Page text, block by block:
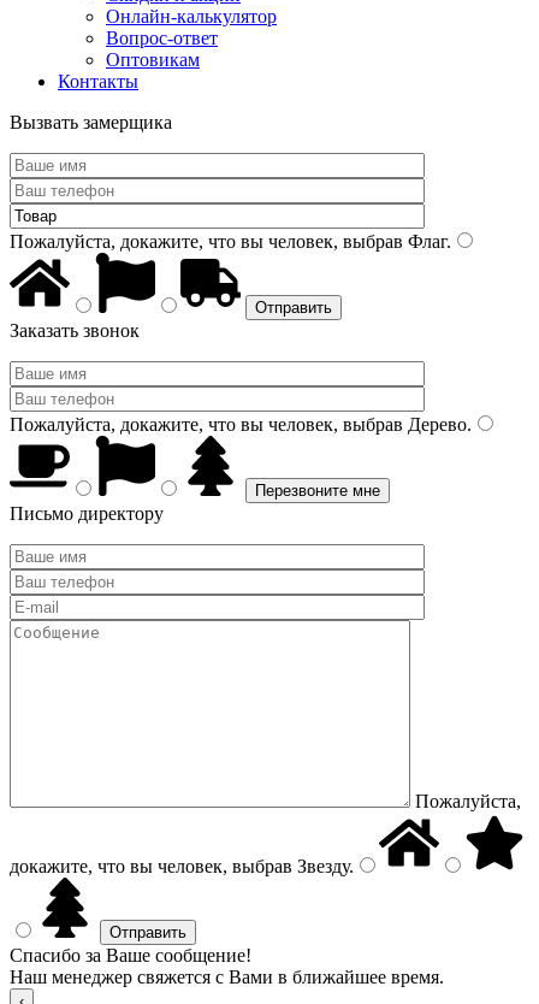
Онлайн-калькулятор
Вопрос-ответ
Оптовикам
Контакты
Вызвать замерщика
Пожалуйста, докажите, что вы человек, выбрав Флаг.
Заказать звонок
Пожалуйста, докажите, что вы человек, выбрав Дерево.
Письмо директору
Пожалуйста,
докажите, что вы человек, выбрав Звезду.
Спасибо за Ваше сообщение!
Наш менеджер свяжется с Вами в ближайшее время.